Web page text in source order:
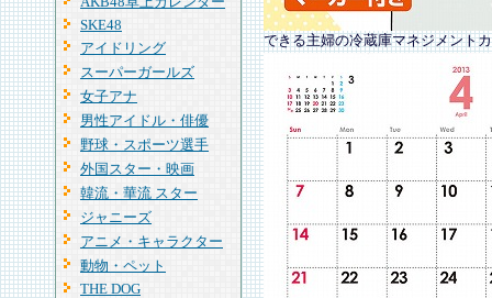
SKE48
アイドリング
スーパーガールズ
女子アナ
男性アイドル・俳優
野球・スポーツ選手
外国スター・映画
韓流・華流 スター
ジャニーズ
アニメ・キャラクター
動物・ペット
THE DOG
できる主婦の冷蔵庫マネジメント